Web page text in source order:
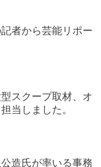
者から芸能リポー
スクープ取材、オ
当しました。
造氏が率いる事務